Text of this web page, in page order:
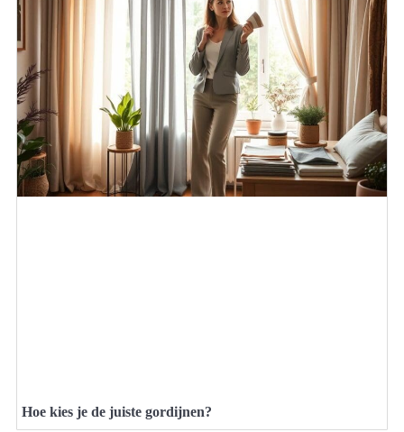
Hoe kies je de juiste gordijnen?